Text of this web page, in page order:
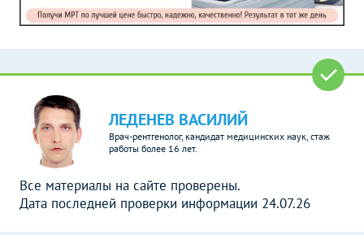
ЛЕДЕНЕВ ВАСИЛИЙ
Врач-рентгенолог, кандидат медицинских наук, стаж
работы более 16 лет.
Все материалы на сайте проверены.
Дата последней проверки информации 24.07.26